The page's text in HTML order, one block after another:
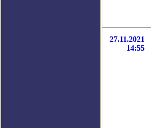
27.11.2021
14:55